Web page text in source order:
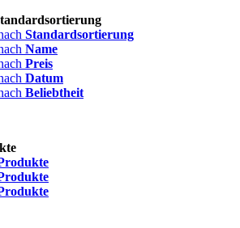
Standardsortierung
Name
Preis
Datum
Beliebtheit